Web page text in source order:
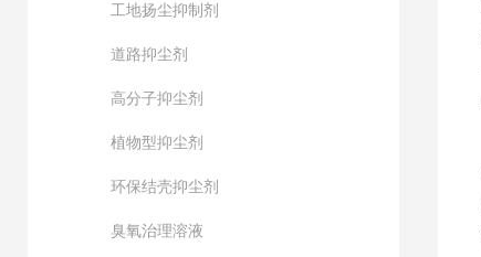
工地扬尘抑制剂
道路抑尘剂
高分子抑尘剂
植物型抑尘剂
环保结壳抑尘剂
臭氧治理溶液